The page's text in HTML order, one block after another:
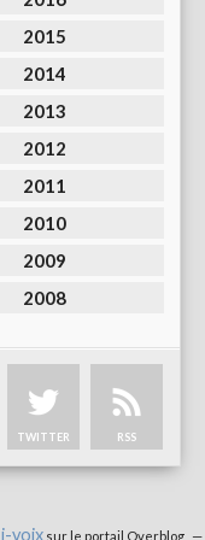
2015
2014
2013
2012
2011
2010
2009
2008
TWITTER RSS
i-voixsur le portail Overblog